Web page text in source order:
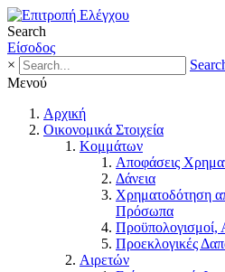
Search
Είσοδος
×
Μενού
Αρχική
Οικονομικά Στοιχεία
Κομμάτων
Αποφάσεις
Δάνεια
Χρηματοδότηση
Πρόσωπα
Προϋπολογισμοί,
Προεκλογικές
Αιρετών